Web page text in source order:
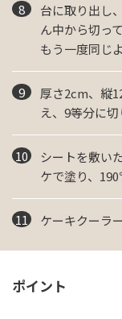
台に取り出し
ん中から切っ
もう一度同じ
厚さ2cm、縦
え、9等分に切
シートを敷い
ケで塗り、
ケーキクーラ
ポイント